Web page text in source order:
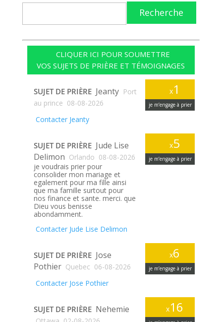
Recherche
CLIQUER ICI POUR SOUMETTRE
VOS SUJETS DE PRIÈRE ET TÉMOIGNAGES
x1
je m’engage à prier
SUJET DE PRIÈRE Jeanty Port
au prince 08-08-2026
Contacter Jeanty
x5
je m’engage à prier
SUJET DE PRIÈRE Jude Lise
Delimon Orlando 08-08-2026
je voudrais prier pour
consolider mon mariage et
egalement pour ma fille ainsi
que ma famille surtout pour
nos finance et sante. merci. que
Dieu vous benisse
abondamment.
Contacter Jude Lise Delimon
x6
je m’engage à prier
SUJET DE PRIÈRE Jose
Pothier Quebec 06-08-2026
Contacter Jose Pothier
x16
SUJET DE PRIÈRE Nehemie